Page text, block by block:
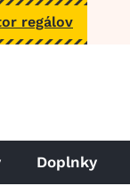
regálov
Doplnky